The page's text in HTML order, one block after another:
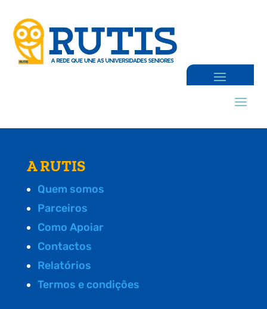
A RUTIS
Quem somos
Parceiros
Como Apoiar
Contactos
Relatórios
Termos e condições